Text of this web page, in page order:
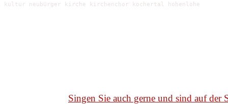
neubürger kirche kirchenchor kochertal hohenlohe
Singen Sie auch gerne und sind auf der